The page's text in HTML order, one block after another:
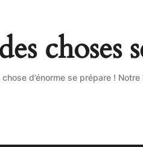
choses
chose d’énorme se prépare !